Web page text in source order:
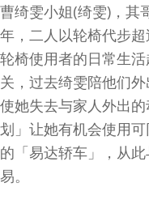
曹绮雯小姐(绮雯)，其
年，二人以轮椅代步
轮椅使用者的日常生
关，过去绮雯陪他们
使她失去与家人外出
划」让她有机会使用
的「易达轿车」，从
易。